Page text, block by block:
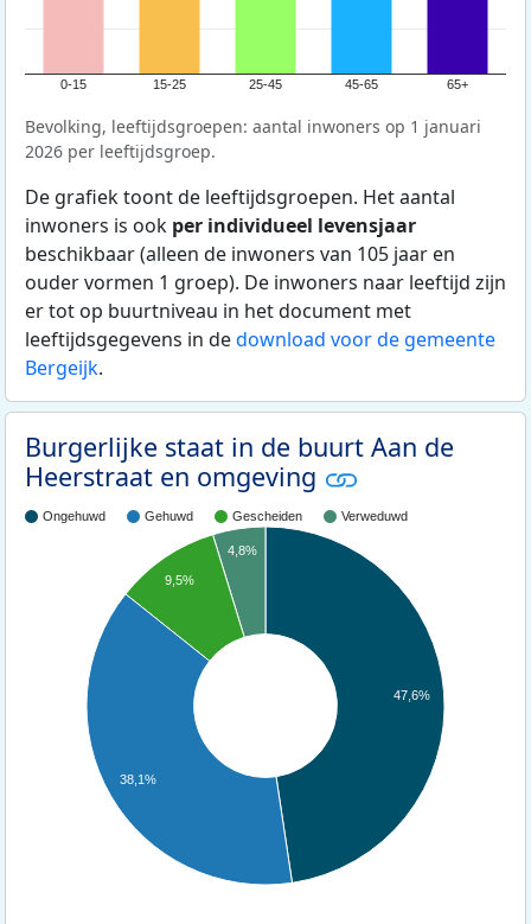
0-15 15-25 25-45 45-65 65+
Bevolking, leeftijdsgroepen: aantal inwoners op 1 januari
2026 per leeftijdsgroep.
De grafiek toont de leeftijdsgroepen. Het aantal
inwoners is ook per individueel levensjaar
beschikbaar (alleen de inwoners van 105 jaar en
ouder vormen 1 groep). De inwoners naar leeftijd zijn
er tot op buurtniveau in het document met
leeftijdsgegevens in dedownload voor de gemeente
Bergeijk.
Burgerlijke staat in de buurt Aan de
Heerstraat en omgeving
Ongehuwd Gehuwd Gescheiden Verweduwd
47,6%
4,8%
9,5%
38,1%